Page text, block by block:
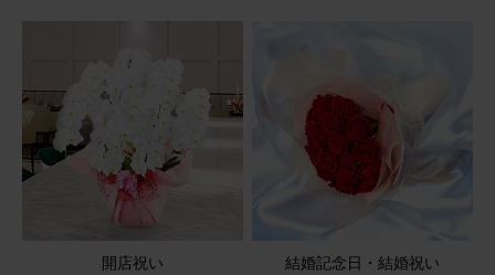
開店祝い 結婚記念日・結婚祝い